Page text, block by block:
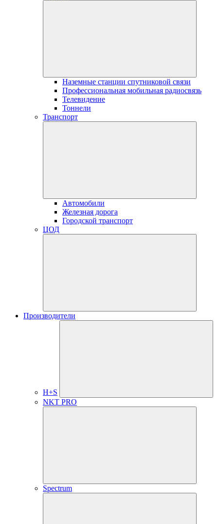
Наземные станции спутниковой связи
Профессиональная мобильная радиосвязь
Телевидение
Тоннели
Транспорт
Автомобили
Железная дорога
Городской транспорт
ЦОД
Производители
H+S
NKT PRO
Spectrum